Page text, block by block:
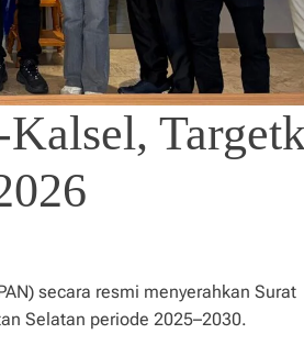
secara resmi menyerahkan Surat
Selatan periode 2025–2030.